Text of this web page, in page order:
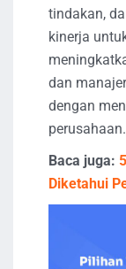
tindakan,
kinerja
dan
dengan
perusahaan.
Baca juga:
Diketahui